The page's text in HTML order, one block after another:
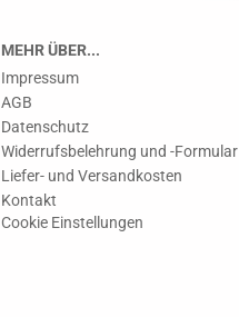
MEHR ÜBER...
Impressum
AGB
Datenschutz
Widerrufsbelehrung und -Formular
Liefer- und Versandkosten
Kontakt
Cookie Einstellungen